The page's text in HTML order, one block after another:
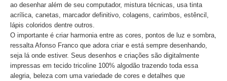
ao desenhar além de seu computador, mistura técnicas, usa tinta
acrílica, canetas, marcador definitivo, colagens, carimbos, estêncil,
lápis coloridos dentre outros.
O importante é criar harmonia entre as cores, pontos de luz e sombra,
ressalta Afonso Franco que adora criar e está sempre desenhando,
seja lá onde estiver. Seus desenhos e criações são digitalmente
impressas em tecido tricoline 100% algodão trazendo toda essa
alegria, beleza com uma variedade de cores e detalhes que